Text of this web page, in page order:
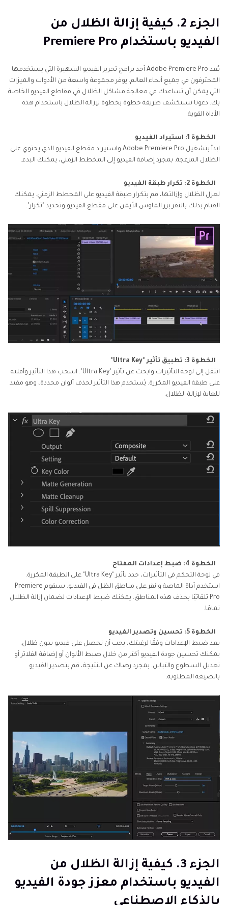
الجزء 2. كيفية إزالة الظلال من
الفيديو باستخدام Premiere Pro
يُعد Adobe Premiere Pro أحد برامج تحرير الفيديو الشهيرة التي يستخدمها
المحترفون في جميع أنحاء العالم. يوفر مجموعة واسعة من الأدوات والميزات
التي يمكن أن تساعدك في معالجة مشاكل الظلال في مقاطع الفيديو الخاصة
بك. دعونا نستكشف طريقة خطوة بخطوة لإزالة الظلال باستخدام هذه
الأداة القوية.
الخطوة 1: استيراد الفيديو
ابدأ بتشغيل Adobe Premiere Pro واستيراد مقطع الفيديو الذي يحتوي على
الظلال المزعجة. بمجرد إضافة الفيديو إلى المخطط الزمني، يمكنك البدء.
الخطوة 2: تكرار طبقة الفيديو
لعزل الظلال وإزالتها، قم بتكرار طبقة الفيديو على المخطط الزمني. يمكنك
القيام بذلك بالنقر بزر الماوس الأيمن على مقطع الفيديو وتحديد "تكرار".
الخطوة 3: تطبيق تأثير "Ultra Key"
انتقل إلى لوحة التأثيرات وابحث عن تأثير "Ultra Key". اسحب هذا التأثير وأفلته
على طبقة الفيديو المكررة. يُستخدم هذا التأثير لحذف ألوان محددة، وهو مفيد
للغاية لإزالة الظلال.
الخطوة 4: ضبط إعدادات المفتاح
في لوحة التحكم في التأثيرات، حدد تأثير "Ultra Key" على الطبقة المكررة.
استخدم أداة الماصة وانقر على مناطق الظل في الفيديو. سيقوم Premiere
Pro تلقائيًا بحذف هذه المناطق. يمكنك ضبط الإعدادات لضمان إزالة الظلال
تمامًا.
الخطوة 5: تحسين وتصدير الفيديو
بعد ضبط الإعدادات وفقًا لرغبتك، يجب أن تحصل على فيديو بدون ظلال.
يمكنك تحسين جودة الفيديو أكثر من خلال ضبط الألوان أو إضافة الفلاتر أو
تعديل السطوع والتباين. بمجرد رضاك عن النتيجة، قم بتصدير الفيديو
بالصيغة المطلوبة.
الجزء 3. كيفية إزالة الظلال من
الفيديو باستخدام معزز جودة الفيديو
بالذكاء الاصطناعي